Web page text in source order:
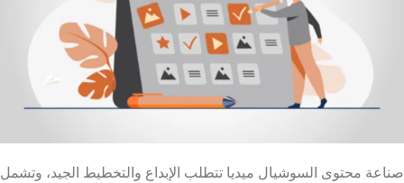
صناعة محتوى السوشيال ميديا تتطلب الإبداع والتخطيط الجيد، وتشمل